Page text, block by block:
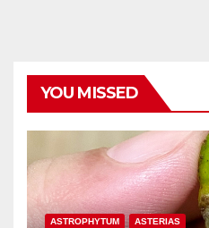
YOU MISSED
ASTROPHYTUM ASTERIAS